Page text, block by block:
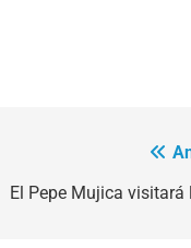
El Pepe Mujica visitará